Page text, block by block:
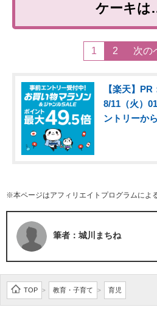
ケーキ
1 2 次の
【楽天】
8/11（火）
ントリーから
※本ページはアフィリエイトプログラムによ
筆者：城川まちね
TOP > 教育・子育て > 育児